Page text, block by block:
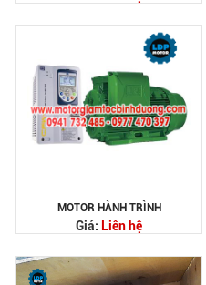
MOTOR HÀNH TRÌNH
Giá: Liên hệ